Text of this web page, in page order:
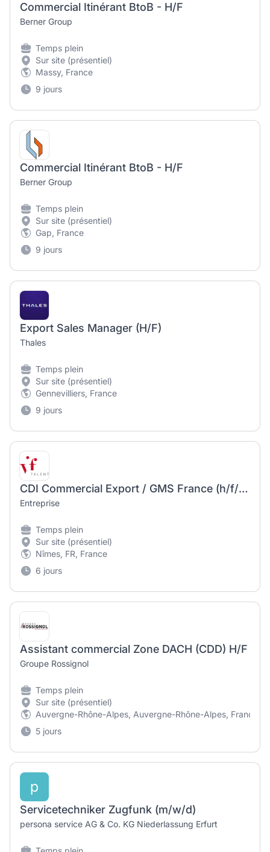
Commercial Itinérant BtoB - H/F
Berner Group
Temps plein
Sur site (présentiel)
Massy, France
9 jours
Commercial Itinérant BtoB - H/F
Berner Group
Temps plein
Sur site (présentiel)
Gap, France
9 jours
Export Sales Manager (H/F)
Thales
Temps plein
Sur site (présentiel)
Gennevilliers, France
9 jours
CDI Commercial Export / GMS France (h/f/d) – français, allemand et anglais.
Entreprise
Temps plein
Sur site (présentiel)
Nîmes, FR, France
6 jours
Assistant commercial Zone DACH (CDD) H/F
Groupe Rossignol
Temps plein
Sur site (présentiel)
Auvergne-Rhône-Alpes, Auvergne-Rhône-Alpes, France
5 jours
p
Servicetechniker Zugfunk (m/w/d)
persona service AG & Co. KG Niederlassung Erfurt